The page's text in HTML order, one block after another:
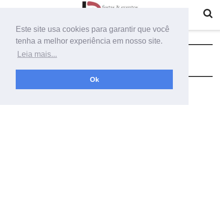
Este site usa cookies para garantir que você
tenha a melhor experiência em nosso site.
Leia mais...
Ok
Tag:gazebo cerimonial